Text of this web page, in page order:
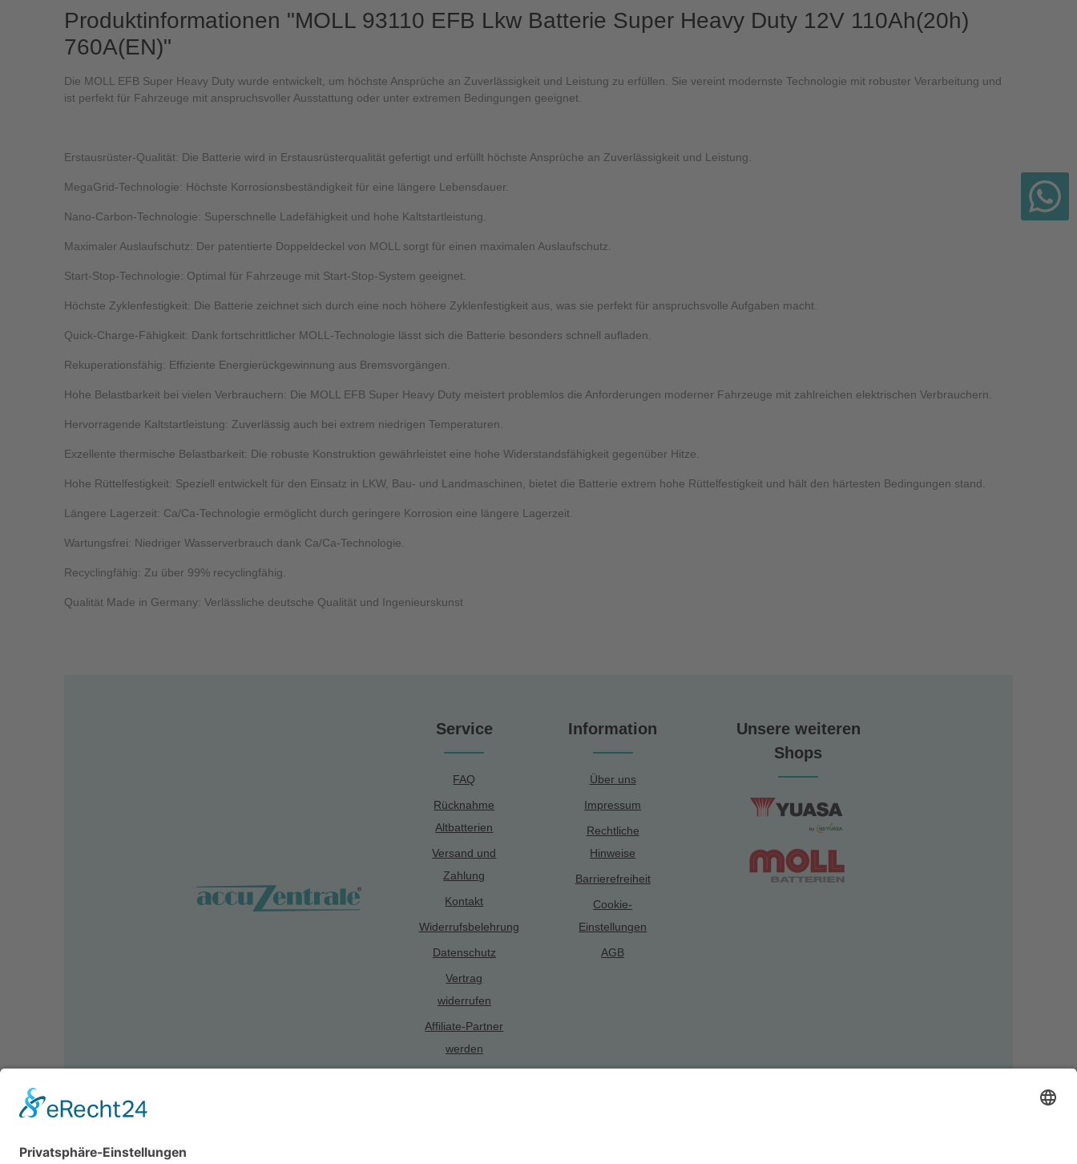
Produktinformationen "MOLL 93110 EFB Lkw Batterie Super Heavy Duty 12V 110Ah(20h)
760A(EN)"
Die MOLL EFB Super Heavy Duty wurde entwickelt, um höchste Ansprüche an Zuverlässigkeit und Leistung zu erfüllen. Sie vereint modernste Technologie mit robuster Verarbeitung und
ist perfekt für Fahrzeuge mit anspruchsvoller Ausstattung oder unter extremen Bedingungen geeignet.
Erstausrüster-Qualität: Die Batterie wird in Erstausrüsterqualität gefertigt und erfüllt höchste Ansprüche an Zuverlässigkeit und Leistung.
MegaGrid-Technologie: Höchste Korrosionsbeständigkeit für eine längere Lebensdauer.
Nano-Carbon-Technologie: Superschnelle Ladefähigkeit und hohe Kaltstartleistung.
Maximaler Auslaufschutz: Der patentierte Doppeldeckel von MOLL sorgt für einen maximalen Auslaufschutz.
Start-Stop-Technologie: Optimal für Fahrzeuge mit Start-Stop-System geeignet.
Höchste Zyklenfestigkeit: Die Batterie zeichnet sich durch eine noch höhere Zyklenfestigkeit aus, was sie perfekt für anspruchsvolle Aufgaben macht.
Quick-Charge-Fähigkeit: Dank fortschrittlicher MOLL-Technologie lässt sich die Batterie besonders schnell aufladen.
Rekuperationsfähig: Effiziente Energierückgewinnung aus Bremsvorgängen.
Hohe Belastbarkeit bei vielen Verbrauchern: Die MOLL EFB Super Heavy Duty meistert problemlos die Anforderungen moderner Fahrzeuge mit zahlreichen elektrischen Verbrauchern.
Hervorragende Kaltstartleistung: Zuverlässig auch bei extrem niedrigen Temperaturen.
Exzellente thermische Belastbarkeit: Die robuste Konstruktion gewährleistet eine hohe Widerstandsfähigkeit gegenüber Hitze.
Hohe Rüttelfestigkeit: Speziell entwickelt für den Einsatz in LKW, Bau- und Landmaschinen, bietet die Batterie extrem hohe Rüttelfestigkeit und hält den härtesten Bedingungen stand.
Längere Lagerzeit: Ca/Ca-Technologie ermöglicht durch geringere Korrosion eine längere Lagerzeit.
Wartungsfrei: Niedriger Wasserverbrauch dank Ca/Ca-Technologie.
Recyclingfähig: Zu über 99% recyclingfähig.
Qualität Made in Germany: Verlässliche deutsche Qualität und Ingenieurskunst
Service
FAQ
Rücknahme
Altbatterien
Versand und
Zahlung
Kontakt
Widerrufsbelehrung
Datenschutz
Vertrag
widerrufen
Affiliate-Partner
werden
Information
Über uns
Impressum
Rechtliche
Hinweise
Barrierefreiheit
Cookie-
Einstellungen
AGB
Unsere weiteren
Shops